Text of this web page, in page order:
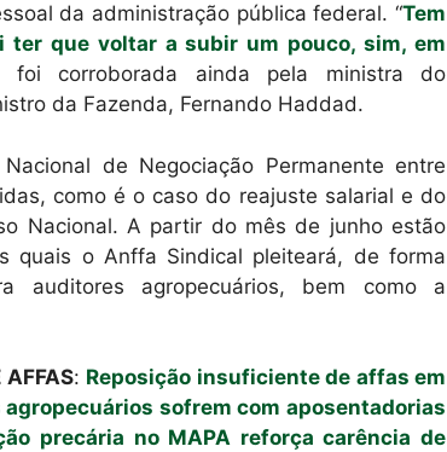
da administração pública federal. “Tem
ter que voltar a subir um pouco, sim, em
foi corroborada ainda pela ministra do
da Fazenda, Fernando Haddad.
de Negociação Permanente entre
como é o caso do reajuste salarial e do
Nacional. A partir do mês de junho estão
quais o Anffa Sindical pleiteará, de forma
auditores agropecuários, bem como a
AFFAS: Reposição insuficiente de affas em
sofrem com aposentadorias
precária no MAPA reforça carência de